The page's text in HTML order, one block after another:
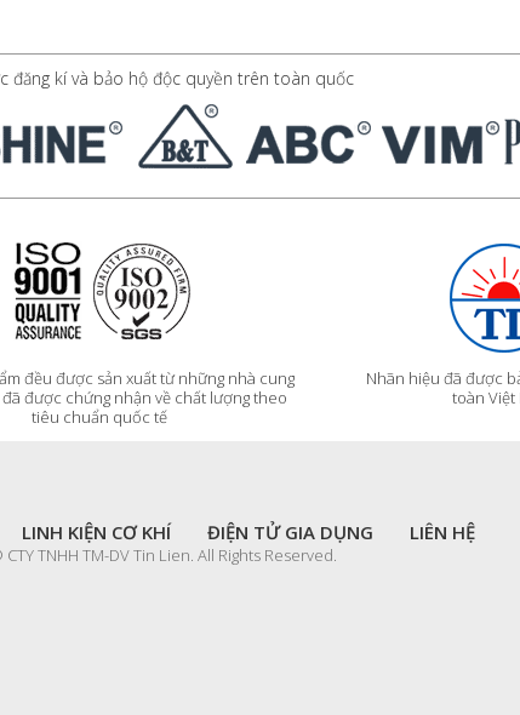
đăng kí và bảo hộ độc quyền trên toàn quốc
đều được sản xuất từ những nhà cung
đã được chứng nhận về chất lượng theo
tiêu chuẩn quốc tế
Nhãn hiệu đã được
toàn Việt
LINH KIỆN CƠ KHÍ ĐIỆN TỬ GIA DỤNG LIÊN HỆ
TNHH TM-DV Tin Lien. All Rights Reserved.